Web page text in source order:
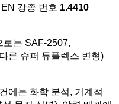
강종 번호 1.4410
로는 SAF-2507,
른 슈퍼 듀플렉스 변형)
에는 화학 분석, 기계적